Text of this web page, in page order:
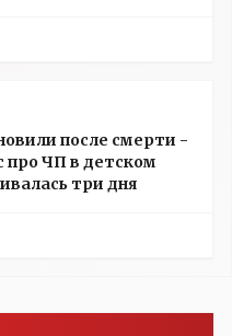
после смерти -
про ЧП в детском
три дня